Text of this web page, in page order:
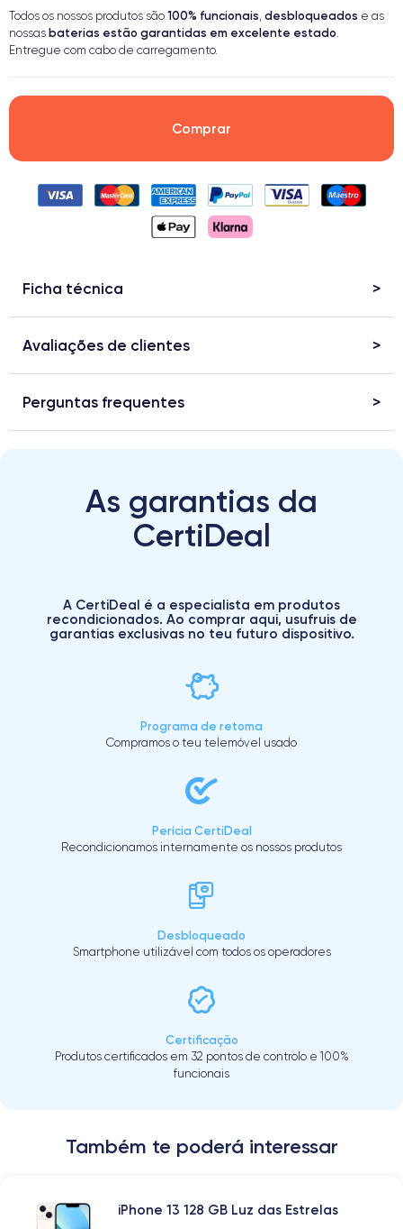
Todos os nossos produtos são 100% funcionais, desbloqueados e as
nossas baterias estão garantidas em excelente estado.
Entregue com cabo de carregamento.
Comprar
Ficha técnica
Avaliações de clientes
Perguntas frequentes
As garantias da
CertiDeal
A CertiDeal é a especialista em produtos
recondicionados. Ao comprar aqui, usufruis de
garantias exclusivas no teu futuro dispositivo.
Programa de retoma
Compramos o teu telemóvel usado
Perícia CertiDeal
Recondicionamos internamente os nossos produtos
Desbloqueado
Smartphone utilizável com todos os operadores
Certificação
Produtos certificados em 32 pontos de controlo e 100%
funcionais
Também te poderá interessar
iPhone 13 128 GB Luz das Estrelas